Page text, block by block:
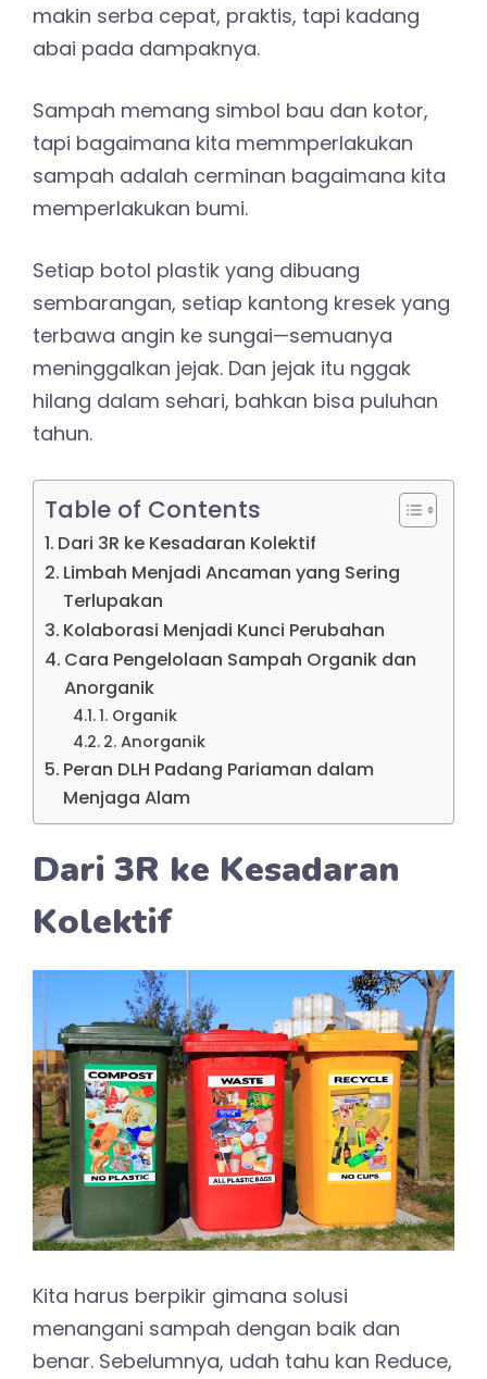
makin serba cepat, praktis, tapi kadang
abai pada dampaknya.
Sampah memang simbol bau dan kotor,
tapi bagaimana kita memmperlakukan
sampah adalah cerminan bagaimana kita
memperlakukan bumi.
Setiap botol plastik yang dibuang
sembarangan, setiap kantong kresek yang
terbawa angin ke sungai—semuanya
meninggalkan jejak. Dan jejak itu nggak
hilang dalam sehari, bahkan bisa puluhan
tahun.
Table of Contents
Dari 3R ke Kesadaran Kolektif
Limbah Menjadi Ancaman yang Sering
Terlupakan
Kolaborasi Menjadi Kunci Perubahan
Cara Pengelolaan Sampah Organik dan
Anorganik
1. Organik
2. Anorganik
Peran DLH Padang Pariaman dalam
Menjaga Alam
Dari 3R ke Kesadaran
Kolektif
Kita harus berpikir gimana solusi
menangani sampah dengan baik dan
benar. Sebelumnya, udah tahu kan Reduce,